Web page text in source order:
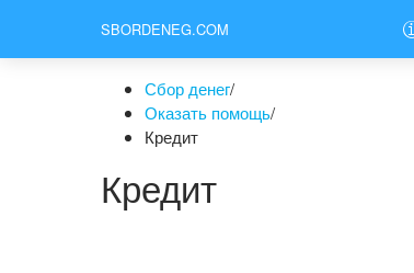
SBORDENEG.COM
Сбор денег/
Оказать помощь/
Кредит
Кредит